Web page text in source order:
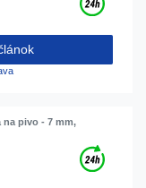
na pivo - 7 mm,